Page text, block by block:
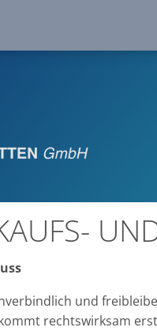
und
rechtswirksam